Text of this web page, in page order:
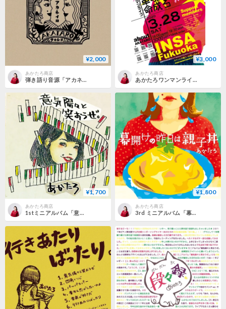
¥2,000
あかたろ商店
弾き語り音源「アカネイロ」
¥3,000
あかたろ商店
あかたろワンマンライブDVD「大器晩成への革命」
¥1,700
あかたろ商店
​1stミニアルバム「意気揚々と笑おうぜ。」
¥1,800
あかたろ商店
3rd ミニアルバム「幕開けの昨日は親子丼」